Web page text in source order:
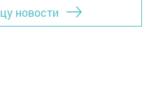
новости